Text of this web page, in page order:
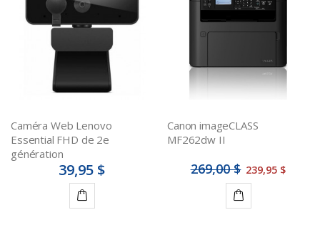
panier
panier
Caméra Web Lenovo
Essential FHD de 2e
génération
39,95 $
Canon imageCLASS
MF262dw II
269,00 $ 239,95 $